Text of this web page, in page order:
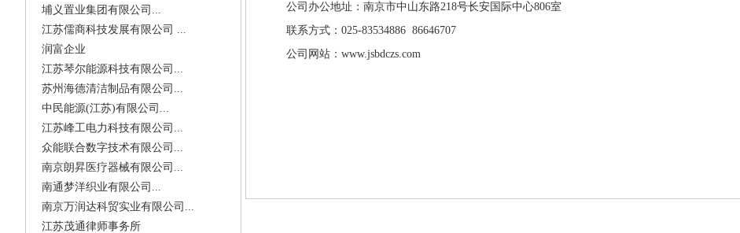
埔义置业集团有限公司...
江苏儒商科技发展有限公司 ...
润富企业
江苏琴尔能源科技有限公司...
苏州海德清洁制品有限公司...
中民能源(江苏)有限公司...
江苏峰工电力科技有限公司...
众能联合数字技术有限公司...
南京朗昇医疗器械有限公司...
南通梦洋织业有限公司...
南京万润达科贸实业有限公司...
江苏茂通律师事务所
公司办公地址：南京市中山东路218号长安国际中心806室
联系方式：025-83534886 86646707
公司网站：www.jsbdczs.com